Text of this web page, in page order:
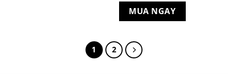
MUA NGAY
1 2